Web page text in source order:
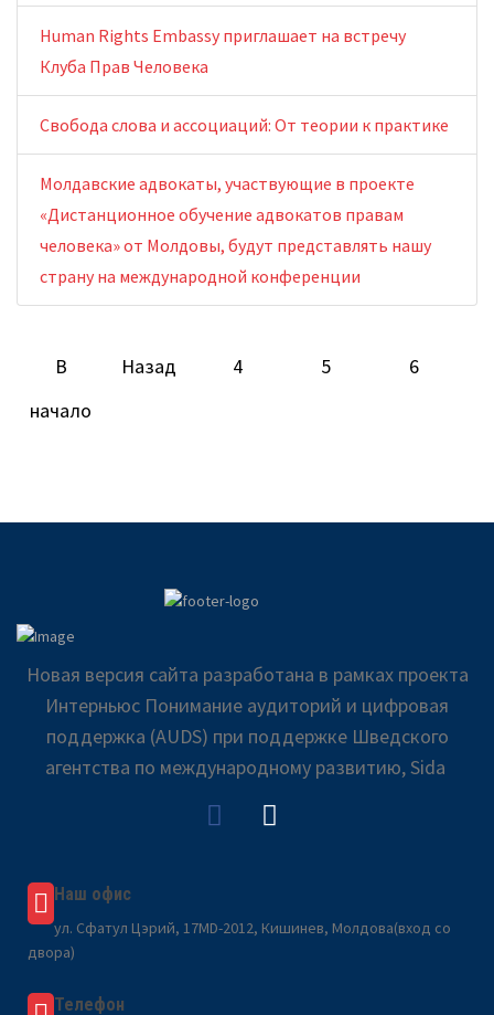
Human Rights Embassy приглашает на встречу
Клуба Прав Человека
Свобода слова и ассоциаций: От теории к практике
Молдавские адвокаты, участвующие в проекте
«Дистанционное обучение адвокатов правам
человека» от Молдовы, будут представлять нашу
страну на международной конференции
В
начало
Назад 4 5 6
Новая версия сайта разработана в рамках проекта
Интерньюс Понимание аудиторий и цифровая
поддержка (AUDS) при поддержке Шведского
агентства по международному развитию, Sida
Наш офис
ул. Сфатул Цэрий, 17MD-2012, Кишинев, Молдова(вход со
двора)
Телефон